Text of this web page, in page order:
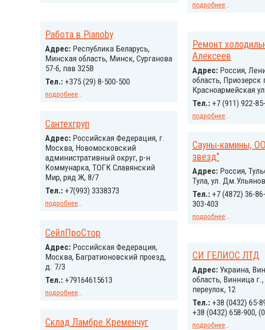
подробнее...
Работа в Pianoby
Адрес: Республика Беларусь,
Минская область, Минск, Сурганова
57-б, пав 325В
Тел.: +375 (29) 8-500-500
подробнее...
Ремонт
Алексеев
Адрес: Россия,
область, Приозерск
Красноармейская
Тел.: +7 (911) 922-
подробнее...
Сантехгруп
Адрес: Российcкая Федерация, г.
Москва, Новомосковский
административный округ, р-н
Коммунарка, ТОГК Славянский
Мир, ряд Ж, 8/7
Тел.: +7(993) 3338373
подробнее...
Сауны-камины,
звезд"
Адрес: Россия,
Тула, ул.
Тел.: +7 (4872) 36-
303-403
подробнее...
СейлПроСтор
Адрес: Российcкая Федерация,
Москва, Багратионовский проезд,
д. 7/3
Тел.: +79164615613
подробнее...
СИ ГЕЛИОС ЛТД
Адрес: Украина,
область, Винница
переулок, 12
Тел.: +38 (0432) 65-
+38 (0432) 658-900,
подробнее...
Склад Ламбре Кременчуг